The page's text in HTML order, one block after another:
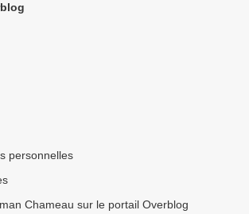
personnelles
Chameau sur le portail Overblog